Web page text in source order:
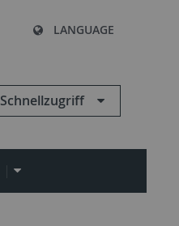
LANGUAGE
Schnellzugriff